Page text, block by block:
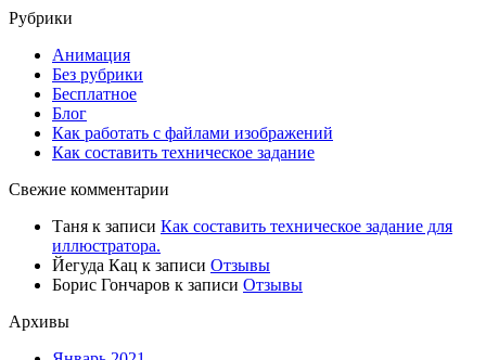
Рубрики
Анимация
Без рубрики
Бесплатное
Блог
Как работать с файлами изображений
Как составить техническое задание
Свежие комментарии
Таня к записи Как составить техническое задание для
иллюстратора.
Йегуда Кац к записи Отзывы
Борис Гончаров к записи Отзывы
Архивы